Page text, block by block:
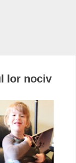
lor nociv